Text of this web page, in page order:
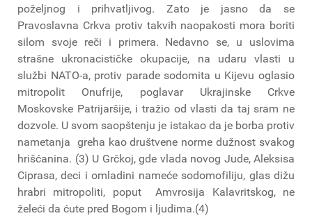
poželjnog i prihvatljivog. Zato je jasno da se
Pravoslavna Crkva protiv takvih naopakosti mora boriti
silom svoje reči i primera. Nedavno se, u uslovima
strašne ukronacističke okupacije, na udaru vlasti u
službi NATO-a, protiv parade sodomita u Kijevu oglasio
mitropolit Onufrije, poglavar Ukrajinske Crkve
Moskovske Patrijaršije, i tražio od vlasti da taj sram ne
dozvole. U svom saopštenju je istakao da je borba protiv
nametanja greha kao društvene norme dužnost svakog
hrišćanina. (3) U Grčkoj, gde vlada novog Jude, Aleksisa
Ciprasa, deci i omladini nameće sodomofiliju, glas dižu
hrabri mitropoliti, poput Amvrosija Kalavritskog, ne
želeći da ćute pred Bogom i ljudima.(4)